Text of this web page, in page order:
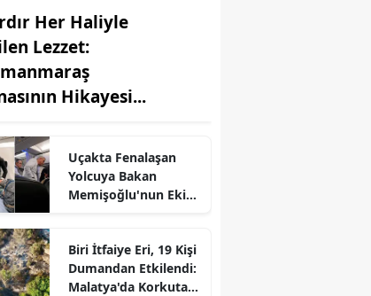
Her Haliyle
Lezzet:
Hikayesi...
Uçakta Fenalaşan
Yolcuya Bakan
Memişoğlu'nun Ekibi
Biri İtfaiye Eri, 19 Kişi
Dumandan Etkilendi:
Malatya'da Korkutan